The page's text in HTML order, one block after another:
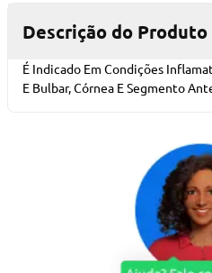
Descrição do Produto
É Indicado Em Condições
E Bulbar, Córnea E Segmento